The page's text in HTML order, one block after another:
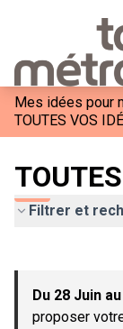
Mes idées pour
TOUTES VOS
Filtrer et
−
Du 28 Juin
proposer